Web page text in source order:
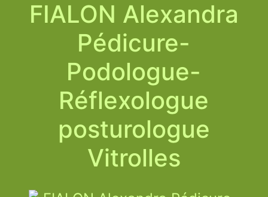
FIALON Alexandra
Pédicure-
Podologue-
Réflexologue
posturologue
Vitrolles